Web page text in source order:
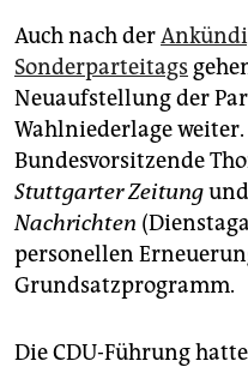
Auch nach der
Sonderparteitags
Neuaufstellung der
Wahlniederlage
Bundesvorsitzende
Stuttgarter Zeitung
Nachrichten
personellen
Grundsatzprogramm.
Die CDU-Führung